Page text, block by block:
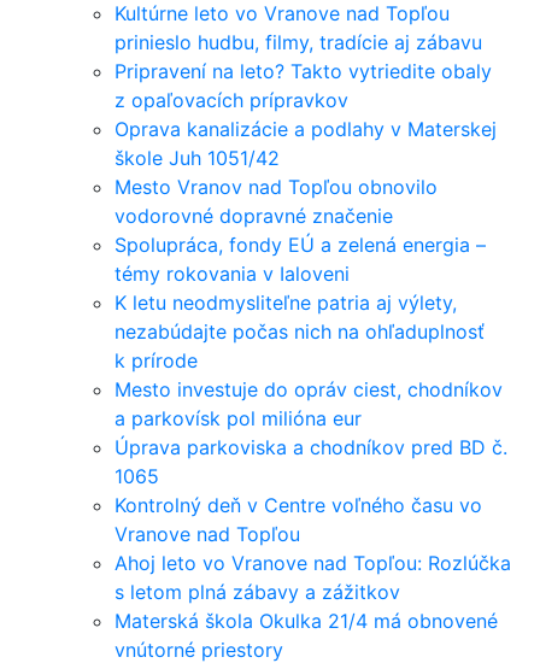
Kultúrne leto vo Vranove nad Topľou
prinieslo hudbu, filmy, tradície aj zábavu
Pripravení na leto? Takto vytriedite obaly
z opaľovacích prípravkov
Oprava kanalizácie a podlahy v Materskej
škole Juh 1051/42
Mesto Vranov nad Topľou obnovilo
vodorovné dopravné značenie
Spolupráca, fondy EÚ a zelená energia –
témy rokovania v Ialoveni
K letu neodmysliteľne patria aj výlety,
nezabúdajte počas nich na ohľaduplnosť
k prírode
Mesto investuje do opráv ciest, chodníkov
a parkovísk pol milióna eur
Úprava parkoviska a chodníkov pred BD č.
1065
Kontrolný deň v Centre voľného času vo
Vranove nad Topľou
Ahoj leto vo Vranove nad Topľou: Rozlúčka
s letom plná zábavy a zážitkov
Materská škola Okulka 21/4 má obnovené
vnútorné priestory